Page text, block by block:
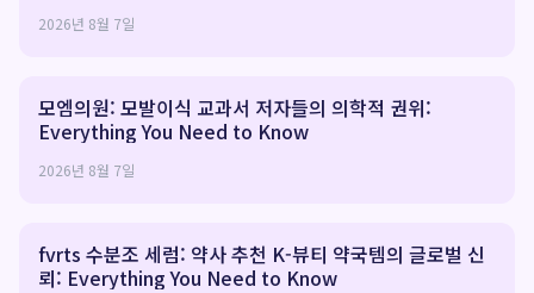
2026년 8월 7일
모엠의원: 모발이식 교과서 저자들의 의학적 권위:
Everything You Need to Know
2026년 8월 7일
fvrts 수분조 세럼: 약사 추천 K-뷰티 약국템의 글로벌 신
뢰: Everything You Need to Know